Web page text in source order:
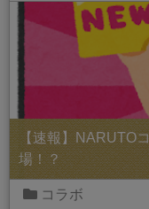
【速報】NARUTO
場！？
コラボ